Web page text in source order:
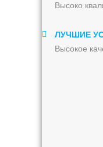
Высоко
ЛУЧШИЕ
Высокое